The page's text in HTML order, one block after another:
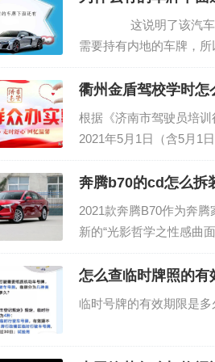
这说明了该汽车是双
需要持有内地的车牌，
衢州金盾驾校学时怎
根据《济南市驾驶员培
2021年5月1日（含5月1
部门将对新受理的学员
奔腾b70的cd怎么拆
2021款奔腾B70作为奔
新的“光影哲学之性感曲
中国古代兵器“戈”造型
怎么查临时牌照的有
临时号牌的有效期限是